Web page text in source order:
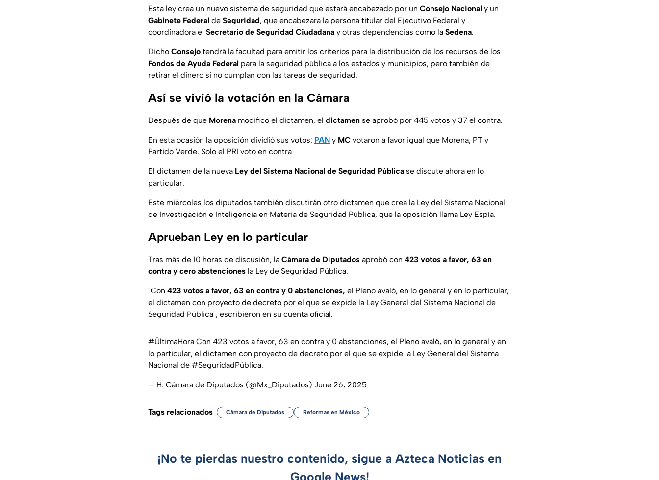
Esta ley crea un nuevo sistema de seguridad que estará encabezado por un Consejo Nacional y un
Gabinete Federal de Seguridad, que encabezara la persona titular del Ejecutivo Federal y
coordinadora el Secretario de Seguridad Ciudadana y otras dependencias como la Sedena.
Dicho Consejo tendrá la facultad para emitir los criterios para la distribución de los recursos de los
Fondos de Ayuda Federal para la seguridad pública a los estados y municipios, pero también de
retirar el dinero si no cumplan con las tareas de seguridad.
Así se vivió la votación en la Cámara
Después de que Morena modifico el dictamen, el dictamen se aprobó por 445 votos y 37 el contra.
En esta ocasión la oposición dividió sus votos: PAN y MC votaron a favor igual que Morena, PT y
Partido Verde. Solo el PRI voto en contra
El dictamen de la nueva Ley del Sistema Nacional de Seguridad Pública se discute ahora en lo
particular.
Este miércoles los diputados también discutirán otro dictamen que crea la Ley del Sistema Nacional
de Investigación e Inteligencia en Materia de Seguridad Pública, que la oposición llama Ley Espía.
Aprueban Ley en lo particular
Tras más de 10 horas de discusión, la Cámara de Diputados aprobó con 423 votos a favor, 63 en
contra y cero abstenciones la Ley de Seguridad Pública.
"Con 423 votos a favor, 63 en contra y 0 abstenciones, el Pleno avaló, en lo general y en lo particular,
el dictamen con proyecto de decreto por el que se expide la Ley General del Sistema Nacional de
Seguridad Pública", escribieron en su cuenta oficial.
#ÚltimaHora Con 423 votos a favor, 63 en contra y 0 abstenciones, el Pleno avaló, en lo general y en
lo particular, el dictamen con proyecto de decreto por el que se expide la Ley General del Sistema
Nacional de #SeguridadPública.
— H. Cámara de Diputados (@Mx_Diputados) June 26, 2025
Tags relacionados Cámara de Diputados Reformas en México
¡No te pierdas nuestro contenido, sigue a Azteca Noticias en
Google News!